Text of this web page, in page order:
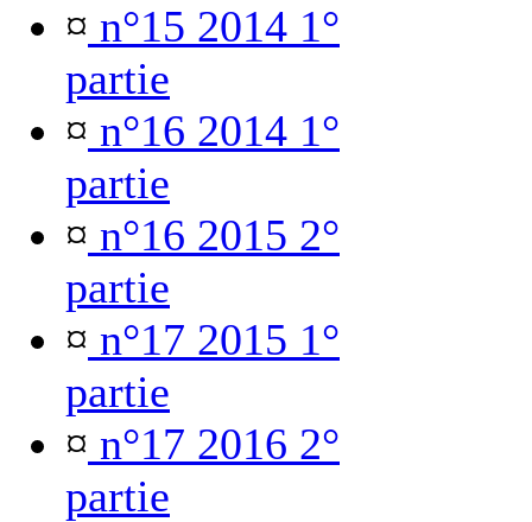
¤ n°15 2014 1°
partie
¤ n°16 2014 1°
partie
¤ n°16 2015 2°
partie
¤ n°17 2015 1°
partie
¤ n°17 2016 2°
partie